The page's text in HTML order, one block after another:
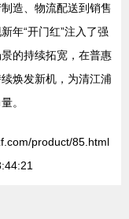
造、物流配送到销售
年“开门红”注入了强
的持续拓宽，在普惠
焕发新机，为清江浦
。
product/85.html